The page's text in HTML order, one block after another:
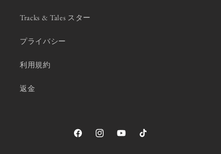
Tracks & Tales スター
プライバシー
利用規約
返金
FacebookInstagramYouTubeTikTok